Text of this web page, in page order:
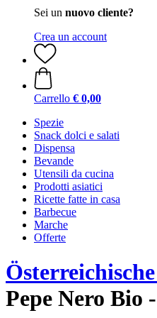
Sei un nuovo cliente?
Crea un account
Carrello € 0,00
Spezie
Snack dolci e salati
Dispensa
Bevande
Utensili da cucina
Prodotti asiatici
Ricette fatte in casa
Barbecue
Marche
Offerte
Pepe Nero Bio